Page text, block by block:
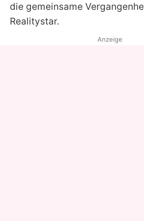
die gemeinsame
Realitystar.
Anzeige